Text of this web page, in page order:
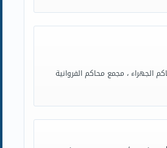
الجهراء ، مجمع محاكم الفروانية